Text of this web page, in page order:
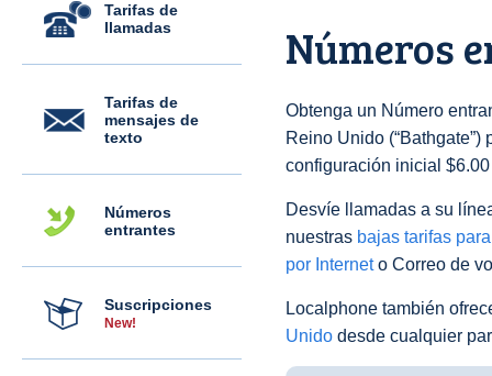
Tarifas de
llamadas
Tarifas de
mensajes de
texto
Números
entrantes
Suscripciones
New!
Números
Obtenga un Número
Reino Unido
configuración inicial
Desvíe llamadas a su
nuestras bajas tarifas
por Interneto Correo de
Localphone también
Unido desde cualquier